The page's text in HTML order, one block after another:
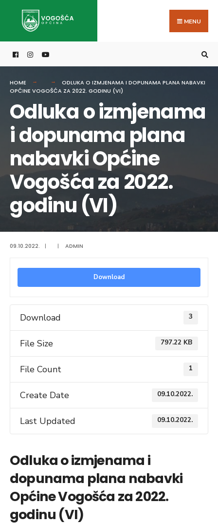
MENU
HOME
ODLUKA O IZMJENAMA I DOPUNAMA PLANA NABAVKI
OPĆINE VOGOŠĆA ZA 2022. GODINU (VI)
Odluka o izmjenama
i dopunama plana
nabavki Općine
Vogošća za 2022.
godinu (VI)
09.10.2022. | | ADMIN
Download
Download 3
File Size 797.22 KB
File Count 1
Create Date 09.10.2022.
Last Updated 09.10.2022.
Odluka o izmjenama i
dopunama plana nabavki
Općine Vogošća za 2022.
godinu (VI)
for: